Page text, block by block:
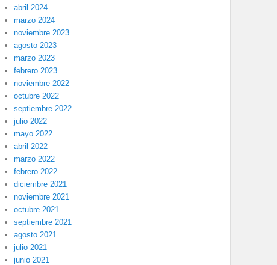
abril 2024
marzo 2024
noviembre 2023
agosto 2023
marzo 2023
febrero 2023
noviembre 2022
octubre 2022
septiembre 2022
julio 2022
mayo 2022
abril 2022
marzo 2022
febrero 2022
diciembre 2021
noviembre 2021
octubre 2021
septiembre 2021
agosto 2021
julio 2021
junio 2021